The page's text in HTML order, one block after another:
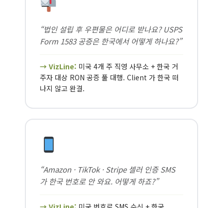
“법인 설립 후 우편물은 어디로 받나요? USPS
Form 1583 공증은 한국에서 어떻게 하나요?”
→ VizLine: 미국 4개 주 직영 사무소 + 한국 거
주자 대상 RON 공증 풀 대행. Client 가 한국 떠
나지 않고 완결.
“Amazon · TikTok · Stripe 셀러 인증 SMS
가 한국 번호로 안 와요. 어떻게 하죠?”